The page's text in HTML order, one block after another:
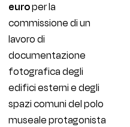
europer la
commissione di un
lavoro di
documentazione
fotografica degli
edifici esterni e degli
spazi comuni del polo
museale protagonista